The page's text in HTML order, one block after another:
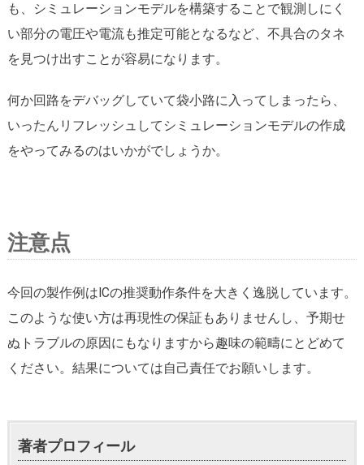
も、シミュレーションモデルを構築することで観測しにく
い部分の電圧や電流も推定可能となるなど、不具合のタネ
を見つけ出すことが容易になります。
何か回路をデバッグしていて袋小路に入ってしまったら、
いったんリフレッシュしてシミュレーションモデルの作成
をやってみるのはいかがでしょうか。
注意点
今回の製作例はICの推奨動作条件を大きく逸脱しています。
このような使い方は再現性の保証もありませんし、予期せ
ぬトラブルの原因にもなりますから趣味の範疇にとどめて
ください。結果については自己責任でお願いします。
著者プロフィール